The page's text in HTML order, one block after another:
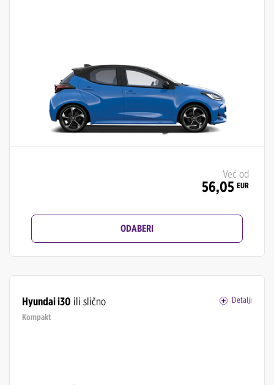
Već od
56,05 EUR
ODABERI
Hyundai i30 ili slično
Detalji
Kompakt